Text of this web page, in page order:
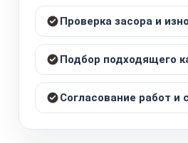
Проверка засора и
Подбор подходящего
Согласование работ и